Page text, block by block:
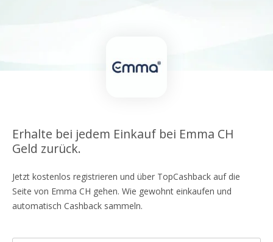
Erhalte bei jedem Einkauf bei Emma CH
Geld zurück.
Jetzt kostenlos registrieren und über TopCashback auf die
Seite von Emma CH gehen. Wie gewohnt einkaufen und
automatisch Cashback sammeln.